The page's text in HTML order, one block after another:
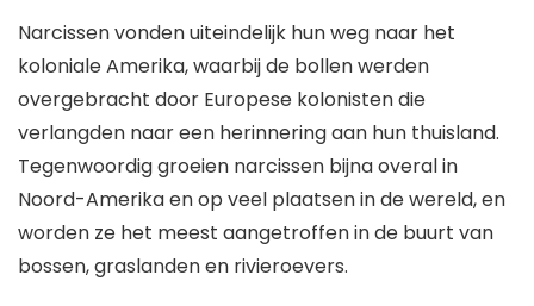
Narcissen vonden uiteindelijk hun weg naar het
koloniale Amerika, waarbij de bollen werden
overgebracht door Europese kolonisten die
verlangden naar een herinnering aan hun thuisland.
Tegenwoordig groeien narcissen bijna overal in
Noord-Amerika en op veel plaatsen in de wereld, en
worden ze het meest aangetroffen in de buurt van
bossen, graslanden en rivieroevers.